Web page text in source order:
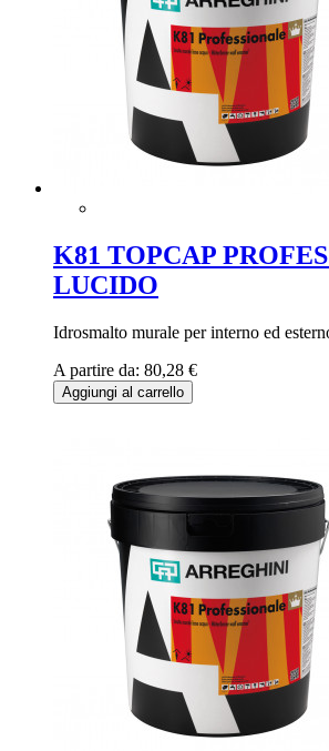
K81 TOPCAP
LUCIDO
Idrosmalto murale per interno ed
A partire da: 80,28 €
Aggiungi al carrello